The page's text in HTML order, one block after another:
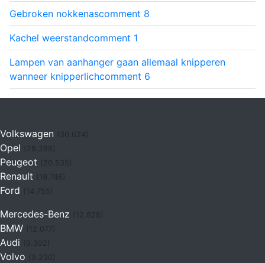
Gebroken nokkenascomment 8
Kachel weerstandcomment 1
Lampen van aanhanger gaan allemaal knipperen
wanneer knipperlichcomment 6
Volkswagen (30.624)
Opel
Peugeot
Renault (19.746)
Ford (14.755)
Mercedes-Benz
BMW
Audi
Volvo